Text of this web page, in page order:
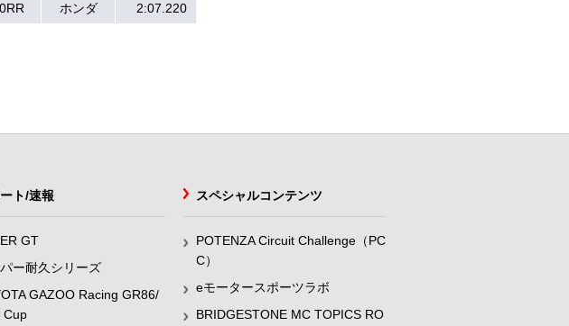
ホンダ 2:07.220
ト/速報
GT
ー耐久シリーズ
GAZOO Racing GR86/
Cup
スペシャルコンテンツ
POTENZA Circuit Challenge（PC
C）
eモータースポーツラボ
BRIDGESTONE MC TOPICS RO